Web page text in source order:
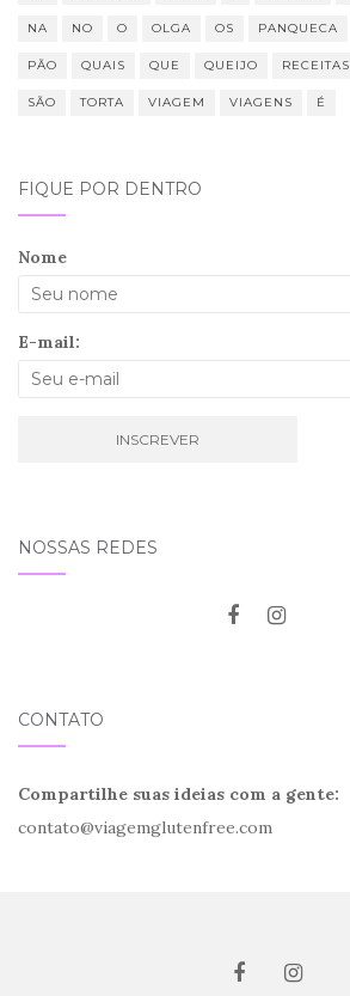
NA NO O OLGA OS PANQUECA
PÃO QUAIS QUE QUEIJO RECEITAS
SÃO TORTA VIAGEM VIAGENS É
FIQUE POR DENTRO
Nome
E-mail:
NOSSAS REDES
CONTATO
Compartilhe suas ideias com a gente:
contato@viagemglutenfree.com